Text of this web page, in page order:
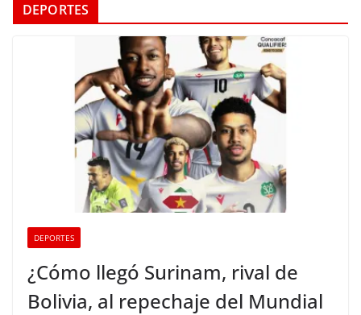
DEPORTES
DEPORTES
¿Cómo llegó Surinam, rival de
Bolivia, al repechaje del Mundial